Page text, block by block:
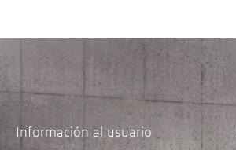
Información al usuario